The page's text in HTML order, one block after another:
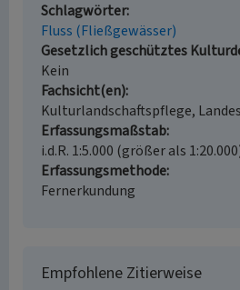
Schlagwörter
Fluss (Fließgewässer)
Gesetzlich geschütztes
Kein
Fachsicht(en)
Kulturlandschaftspflege,
Erfassungsmaßstab
i.d.R. 1:5.000 (größer als
Erfassungsmethode
Fernerkundung
Empfohlene Zitierweise